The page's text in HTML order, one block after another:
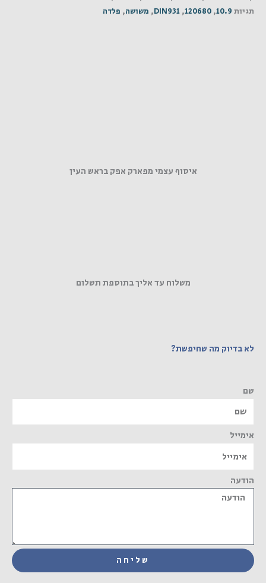
תגיות 10.9
,
120680
,
DIN931
, משושה, פלדה
איסוף עצמי מפארק אפק בראש העין
משלוח עד אליך בתוספת תשלום
לא בדיוק מה שחיפשת?
שם
אימייל
הודעה
שליחה